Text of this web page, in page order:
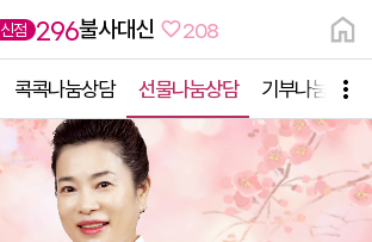
신점 296불사대신 208
콕콕나눔상담 선물나눔상담 기부나눔상담